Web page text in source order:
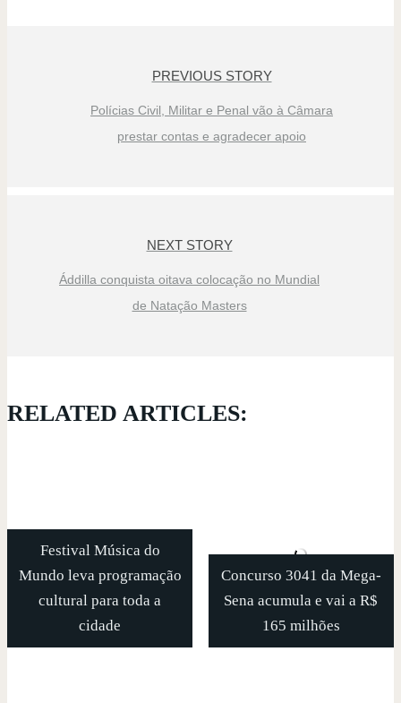
PREVIOUS STORY
Polícias Civil, Militar e Penal vão à Câmara
prestar contas e agradecer apoio
NEXT STORY
Áddilla conquista oitava colocação no Mundial
de Natação Masters
RELATED ARTICLES:
Festival Música do
Mundo leva programação
cultural para toda a
cidade
Concurso 3041 da Mega-
Sena acumula e vai a R$
165 milhões